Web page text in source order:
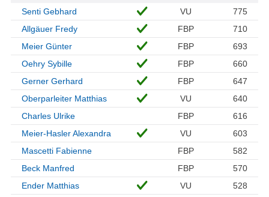
Senti Gebhard
VU
775
Allgäuer Fredy
FBP
710
Meier Günter
FBP
693
Oehry Sybille
FBP
660
Gerner Gerhard
FBP
647
Oberparleiter Matthias
VU
640
Charles Ulrike
FBP
616
Meier-Hasler Alexandra
VU
603
Mascetti Fabienne
FBP
582
Beck Manfred
FBP
570
Ender Matthias
VU
528